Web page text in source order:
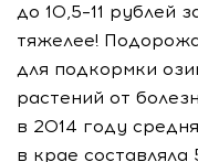
до 10,5–11 рублей
тяжелее!
для подкормки
растений от
в 2014 году
в крае составляла